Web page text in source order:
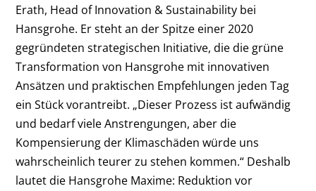
Erath, Head of Innovation & Sustainability bei
Hansgrohe. Er steht an der Spitze einer 2020
gegründeten strategischen Initiative, die die grüne
Transformation von Hansgrohe mit innovativen
Ansätzen und praktischen Empfehlungen jeden Tag
ein Stück vorantreibt. „Dieser Prozess ist aufwändig
und bedarf viele Anstrengungen, aber die
Kompensierung der Klimaschäden würde uns
wahrscheinlich teurer zu stehen kommen.“ Deshalb
lautet die Hansgrohe Maxime: Reduktion vor